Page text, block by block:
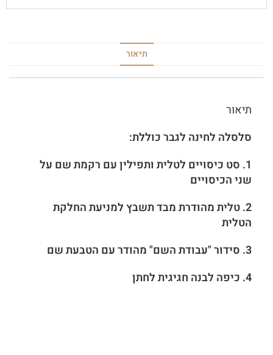
תיאור
תיאור
סלסלה לחינה לגבר כוללת:
1. סט כיסויים לטלית ותפילין עם רקמת שם על
שני הכיסויים
2. טלית מהודרת מבד תשבץ למניעת החלקת
הטלית
3. סידור "עבודת השם" מהודר עם הטבעת שם
4. כיפה לבנה חגיגית לחתן